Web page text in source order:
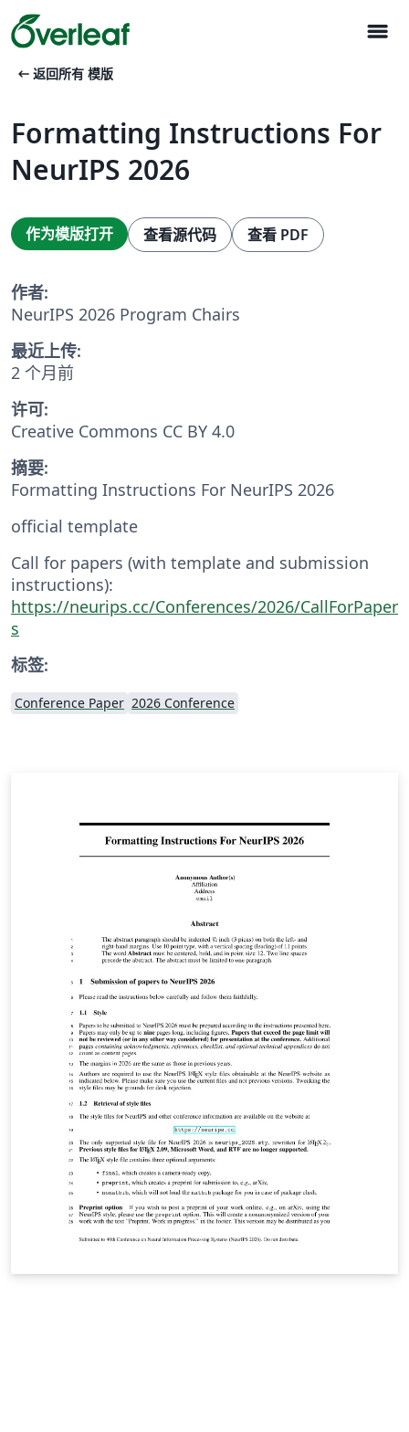
menu
arrow_left_alt 返回所有 模版
Formatting Instructions For
NeurIPS 2026
作为模版打开 查看源代码 查看 PDF
作者:
NeurIPS 2026 Program Chairs
最近上传:
2 个月前
许可:
Creative Commons CC BY 4.0
摘要:
Formatting Instructions For NeurIPS 2026
official template
Call for papers (with template and submission
instructions):
https://neurips.cc/Conferences/2026/CallForPaper
s
标签:
Conference Paper 2026 Conference